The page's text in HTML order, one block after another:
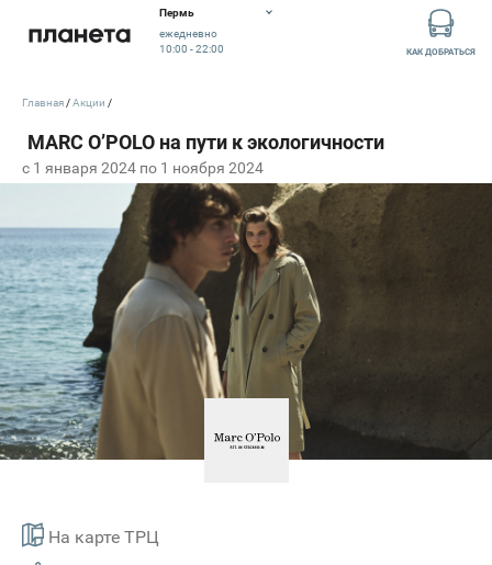
Пермь
ежедневно
10:00 - 22:00
КАК ДОБРАТЬСЯ
c 1 января 2024 по 1 ноября 2024
На карте ТРЦ
Главная Акции